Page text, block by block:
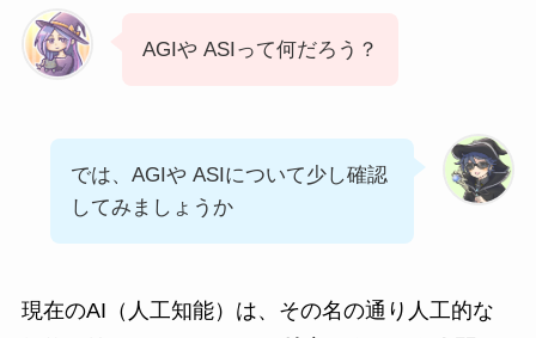
AGIや ASIって何だろう？
では、AGIや ASIについて少し確認
してみましょうか
現在のAI（人工知能）は、その名の通り人工的な